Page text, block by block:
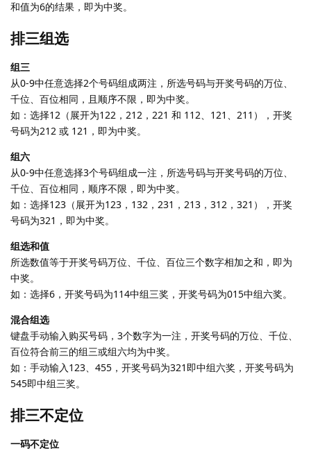
和值为6的结果，即为中奖。
排三组选
组三
从0-9中任意选择2个号码组成两注，所选号码与开奖号码的万位、
千位、百位相同，且顺序不限，即为中奖。
如：选择12（展开为122，212，221 和 112、121、211），开奖
号码为212 或 121，即为中奖。
组六
从0-9中任意选择3个号码组成一注，所选号码与开奖号码的万位、
千位、百位相同，顺序不限，即为中奖。
如：选择123（展开为123，132，231，213，312，321），开奖
号码为321，即为中奖。
组选和值
所选数值等于开奖号码万位、千位、百位三个数字相加之和，即为
中奖。
如：选择6，开奖号码为114中组三奖，开奖号码为015中组六奖。
混合组选
键盘手动输入购买号码，3个数字为一注，开奖号码的万位、千位、
百位符合前三的组三或组六均为中奖。
如：手动输入123、455，开奖号码为321即中组六奖，开奖号码为
545即中组三奖。
排三不定位
一码不定位